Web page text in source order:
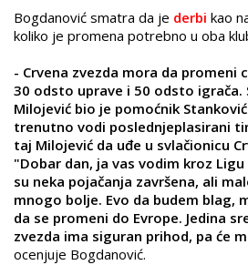
Bogdanović smatra da je derbi kao
koliko je promena potrebno u oba
- Crvena zvezda mora da promeni
30 odsto uprave i 50 odsto igrača.
Milojević bio je pomoćnik
trenutno vodi poslednjeplasirani
taj Milojević da uđe u svlačionicu
"Dobar dan, ja vas vodim kroz
su neka pojačanja završena, ali
mnogo bolje. Evo da budem blag,
da se promeni do Evrope. Jedina
zvezda ima siguran prihod, pa će
ocenjuje Bogdanović.